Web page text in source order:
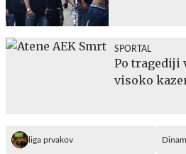
SPORTAL
Po tragediji
visoko
liga prvakov